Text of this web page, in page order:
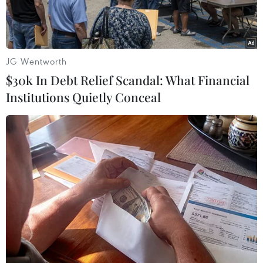
rẻ.
Chế biến thủy sản xuất khẩu. (Ảnh: TTXVN phát)
Thị trường Hoa Kỳ đang phát đi những tín hiệu
trái ngược đối với thủy sản Việt Nam. Hoa Kỳ
vừa công nhận nghề khai thác ghẹ của Việt Nam
JG Wentworth
$30k In Debt Relief Scandal: What Financial
Institutions Quietly Conceal